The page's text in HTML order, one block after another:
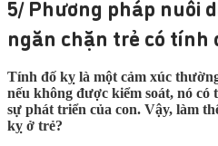
5/ Phương pháp nuôi
ngăn chặn trẻ có tính
Tính đố kỵ là một cảm xúc
nếu không được kiểm soát, nó có
sự phát triển của con. Vậy, làm
kỵ ở trẻ?